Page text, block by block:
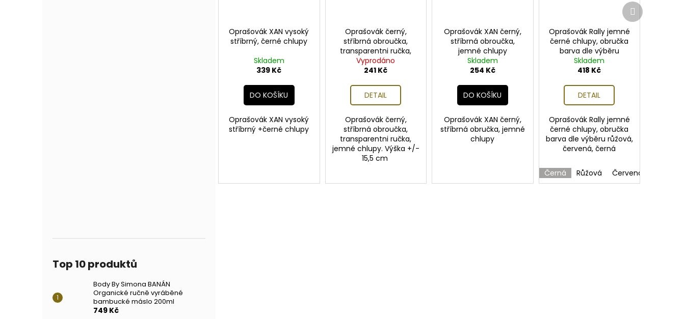
Top 10 produktů
Body By Simona BANÁN
Organické ručně vyráběné
bambucké máslo 200ml
749 Kč
Oprašovák XAN vysoký
stříbrný, černé chlupy
Skladem
339 Kč
DO KOŠÍKU
Oprašovák XAN vysoký
stříbrný +černé chlupy
Oprašovák černý,
stříbrná obroučka,
transparentni ručka,
jemné chlupy
Vyprodáno
241 Kč
DETAIL
Oprašovák černý,
stříbrná obroučka,
transparentni ručka,
jemné chlupy. Výška +/-
15,5 cm
Oprašovák XAN černý,
stříbrná obroučka,
jemné chlupy
Skladem
254 Kč
DO KOŠÍKU
Oprašovák XAN černý,
stříbrná obručka, jemné
chlupy
Oprašovák Rally jemné
černé chlupy, obručka
barva dle výběru
Skladem
418 Kč
DETAIL
Oprašovák Rally jemné
černé chlupy, obručka
barva dle výběru růžová,
červená, černá
Černá Růžová Červená
Další
produkt